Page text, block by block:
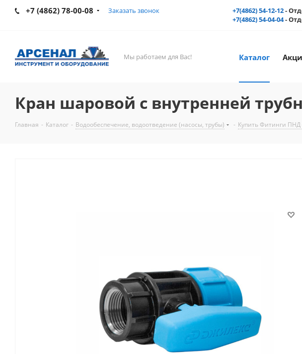
+7 (4862) 78-00-08 Заказать звонок +7(4862) 54-12-12-
+7(4862) 54-04-04-
Мы работаем для Вас! Каталог
Кран шаровой с внутренней
Главная - Каталог - Водообеспечение, водоотведение (насосы, трубы) - Купить Фитинги ПНД